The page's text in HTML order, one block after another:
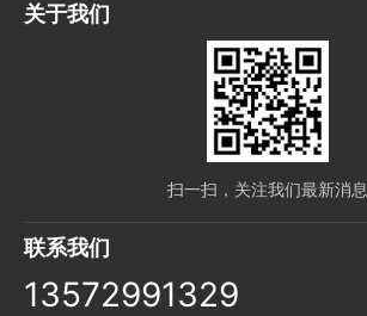
关于我们
扫一扫，关注我们最新消息
联系我们
13572991329